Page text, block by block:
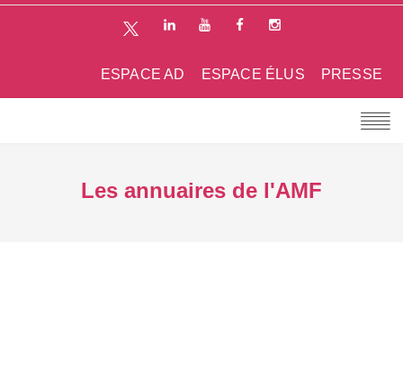
PRESSE
ESPACE ÉLUS
ESPACE AD
Les annuaires de l'AMF